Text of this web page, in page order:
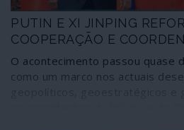
PUTIN E XI JINPING
COOPERAÇÃO E
O acontecimento passou quase
como um marco nos actuais